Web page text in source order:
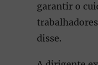
garantir o
disse.